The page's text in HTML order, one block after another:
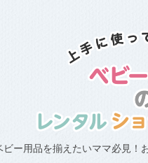
ビー用品を揃えたいママ必見！